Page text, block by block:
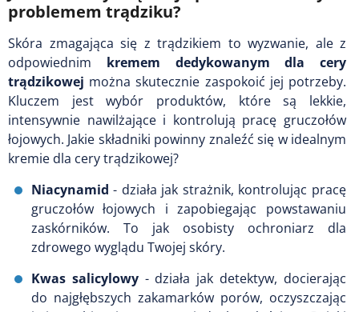
problemem trądziku?
Skóra zmagająca się z trądzikiem to wyzwanie, ale z
odpowiednim kremem dedykowanym dla cery
trądzikowej można skutecznie zaspokoić jej potrzeby.
Kluczem jest wybór produktów, które są lekkie,
intensywnie nawilżające i kontrolują pracę gruczołów
łojowych. Jakie składniki powinny znaleźć się w idealnym
kremie dla cery trądzikowej?
Niacynamid - działa jak strażnik, kontrolując pracę
gruczołów łojowych i zapobiegając powstawaniu
zaskórników. To jak osobisty ochroniarz dla
zdrowego wyglądu Twojej skóry.
Kwas salicylowy- działa jak detektyw, docierając
do najgłębszych zakamarków porów, oczyszczając